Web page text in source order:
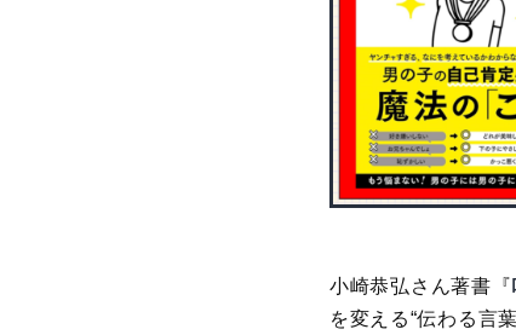
小崎恭弘さん著書『
を変える“伝わる言